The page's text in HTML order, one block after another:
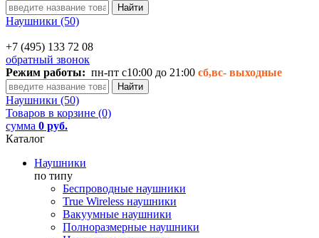
Наушники (50)
+7 (495) 133 72 08
обратный звонок
Режим работы: пн-пт с10:00 до 21:00 сб,вс- выходные
Наушники (50)
Товаров в корзине (0)
сумма 0 руб.
Каталог
Наушники
по типу
Беспроводные наушники
True Wireless наушники
Вакуумные наушники
Полноразмерные наушники